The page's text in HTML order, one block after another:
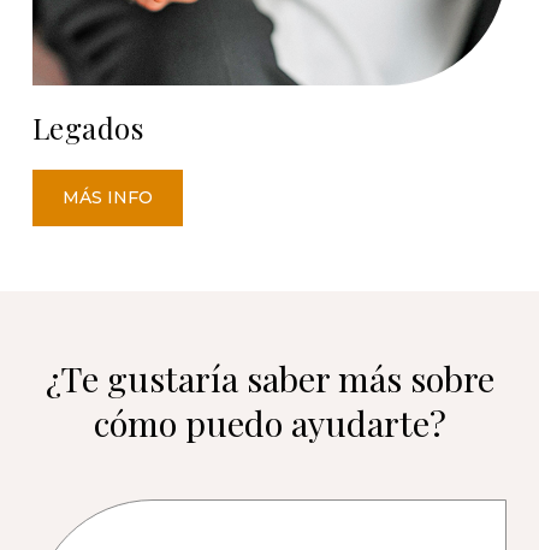
Legados
MÁS INFO
¿Te gustaría saber más sobre
cómo puedo ayudarte?